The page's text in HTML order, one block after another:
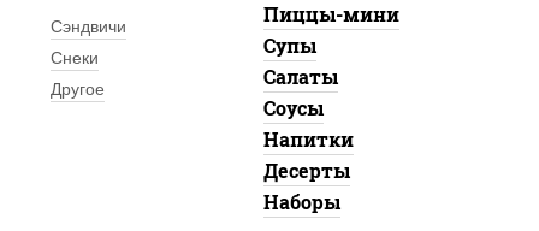
Сэндвичи
Снеки
Другое
Пиццы-мини
Супы
Салаты
Соусы
Напитки
Десерты
Наборы